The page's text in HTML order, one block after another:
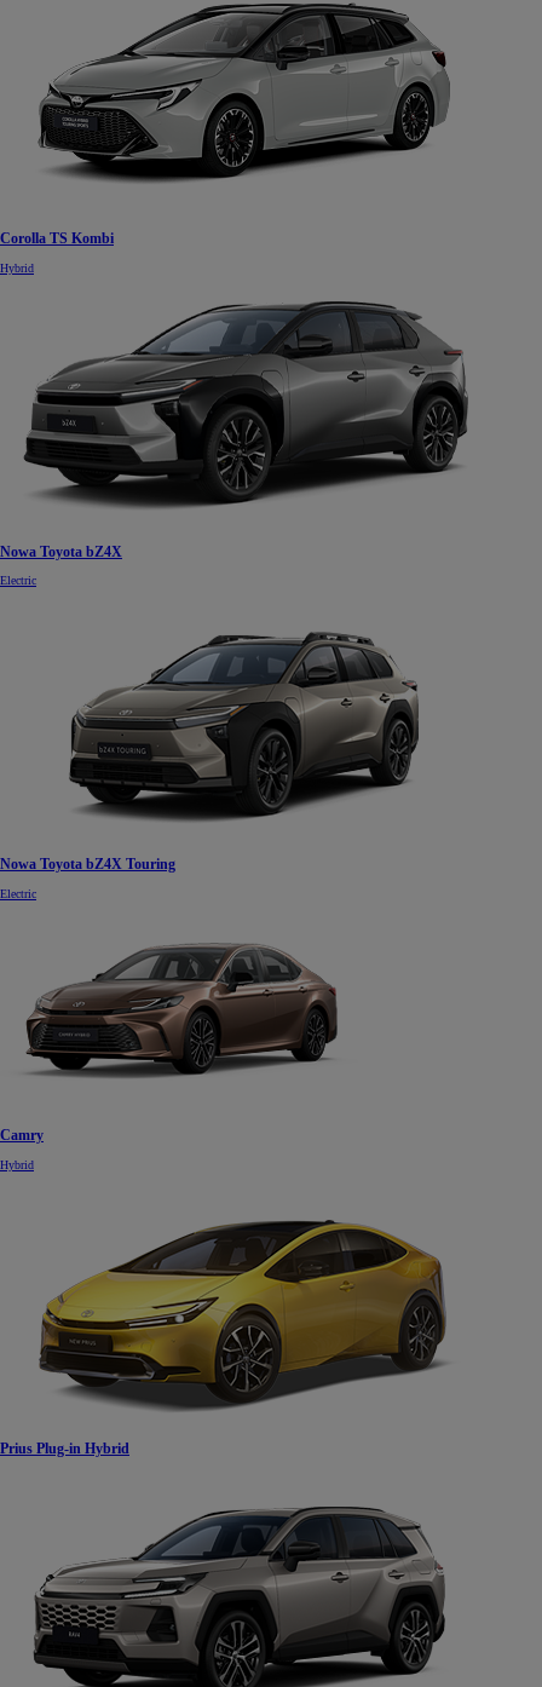
Corolla TS Kombi
Hybrid
Nowa Toyota bZ4X
Electric
Nowa Toyota bZ4X Touring
Electric
Camry
Hybrid
Prius Plug-in Hybrid